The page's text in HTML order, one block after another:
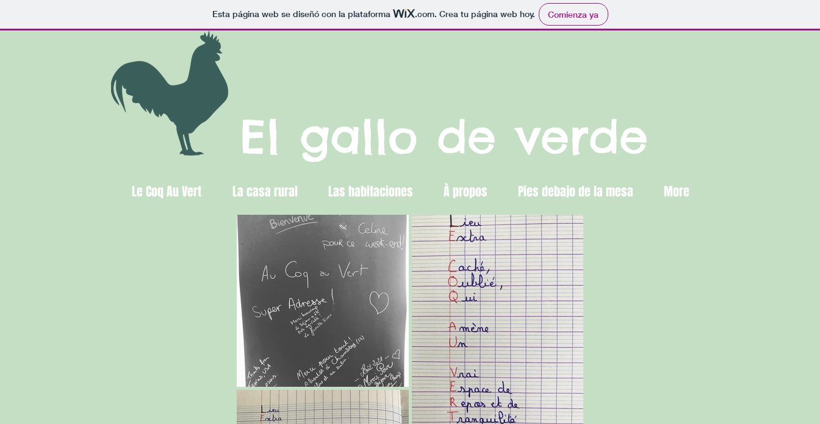
Esta página web se diseñó con la plataforma .com. Crea tu página web hoy. Comienza ya
El gallo de verde
Le Coq Au Vert La casa rural Las habitaciones À propos Pies debajo de la mesa More